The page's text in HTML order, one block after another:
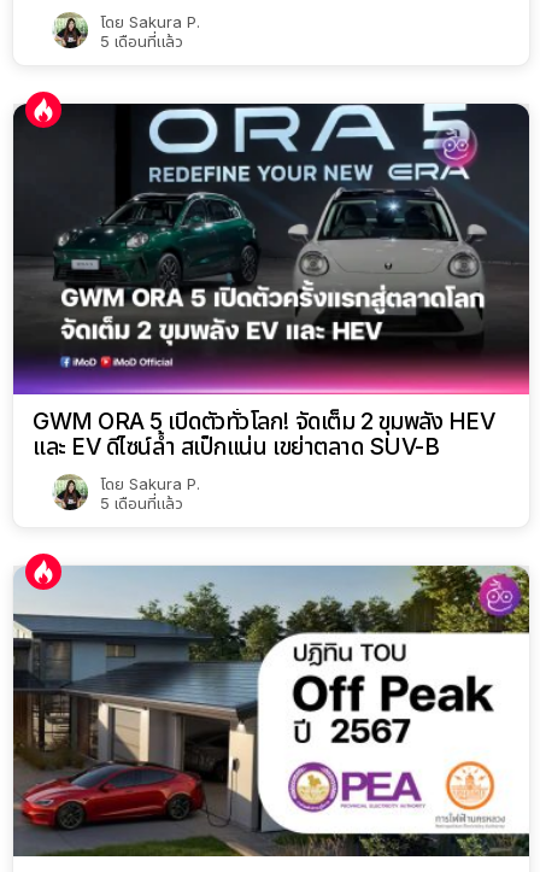
โดย Sakura P.
5 เดือนที่แล้ว
GWM ORA 5 เปิดตัวทั่วโลก! จัดเต็ม 2 ขุมพลัง HEV
และ EV ดีไซน์ล้ำ สเป็กแน่น เขย่าตลาด SUV-B
โดย Sakura P.
5 เดือนที่แล้ว